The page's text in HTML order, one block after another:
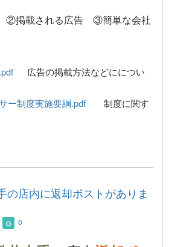
掲載される広告 ③簡単な会社
広告の掲載方法などにについ
ー制度実施要綱.pdf 制度に関す
の店内に返却ポストがありま
o